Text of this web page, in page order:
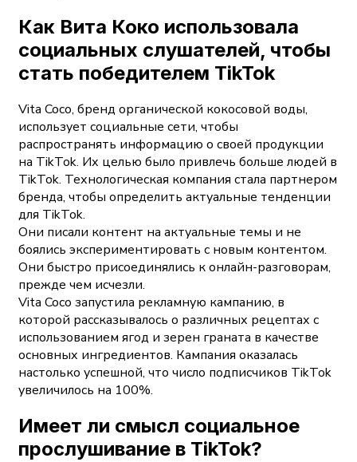
Как Вита Коко использовала
социальных слушателей, чтобы
стать победителем TikTok
Vita Coco, бренд органической кокосовой воды,
использует социальные сети, чтобы
распространять информацию о своей продукции
на TikTok. Их целью было привлечь больше людей в
TikTok. Технологическая компания стала партнером
бренда, чтобы определить актуальные тенденции
для TikTok.
Они писали контент на актуальные темы и не
боялись экспериментировать с новым контентом.
Они быстро присоединялись к онлайн-разговорам,
прежде чем исчезли.
Vita Coco запустила рекламную кампанию, в
которой рассказывалось о различных рецептах с
использованием ягод и зерен граната в качестве
основных ингредиентов. Кампания оказалась
настолько успешной, что число подписчиков TikTok
увеличилось на 100%.
Имеет ли смысл социальное
прослушивание в TikTok?